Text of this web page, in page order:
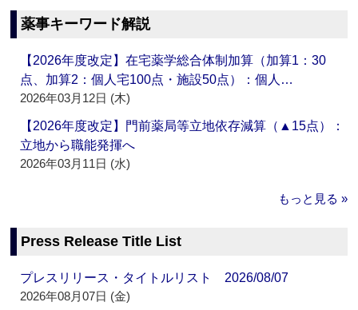
薬事キーワード解説
【2026年度改定】在宅薬学総合体制加算（加算1：30
点、加算2：個人宅100点・施設50点）：個人…
2026年03月12日 (木)
【2026年度改定】門前薬局等立地依存減算（▲15点）：
立地から職能発揮へ
2026年03月11日 (水)
もっと見る »
Press Release Title List
プレスリリース・タイトルリスト 2026/08/07
2026年08月07日 (金)